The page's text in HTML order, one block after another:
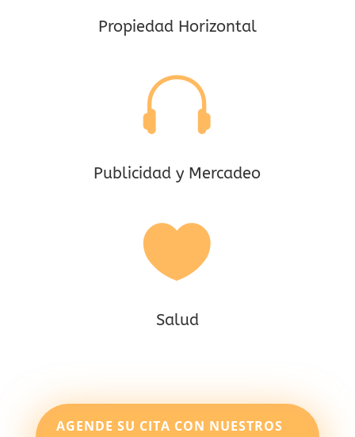
Propiedad Horizontal

Publicidad y Mercadeo

Salud
AGENDE SU CITA CON NUESTROS